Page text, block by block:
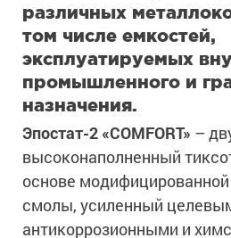
различных
том числе емкостей,
эксплуатируемых
промышленного и
назначения.
Эпостат-2 «COMFORT» –
высоконаполненный
основе
смолы, усиленный
антикоррозионными и